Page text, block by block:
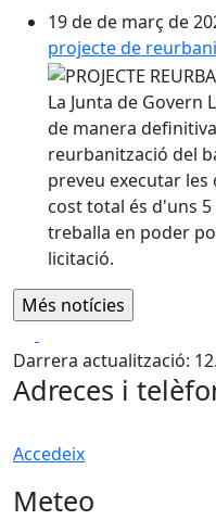
19 de de març de
projecte de
La Junta de Govern
de manera
reurbanització del
preveu executar les
cost total és d'uns
treballa en poder
licitació.
Darrera actualització:
Adreces i
Accedeix
Meteo